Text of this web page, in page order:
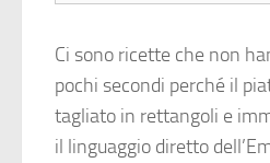
Ci sono ricette che non
pochi secondi perché il
tagliato in rettangoli e
il linguaggio diretto